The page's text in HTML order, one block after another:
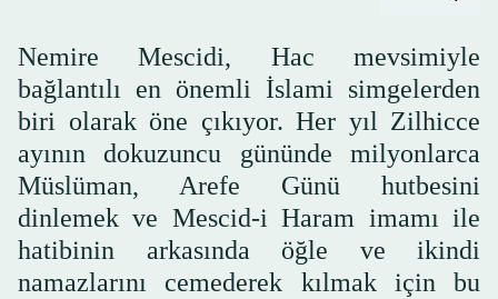
Nemire Mescidi, Hac mevsimiyle
bağlantılı en önemli İslami simgelerden
biri olarak öne çıkıyor. Her yıl Zilhicce
ayının dokuzuncu gününde milyonlarca
Müslüman, Arefe Günü hutbesini
dinlemek ve Mescid-i Haram imamı ile
hatibinin arkasında öğle ve ikindi
namazlarını cemederek kılmak için bu